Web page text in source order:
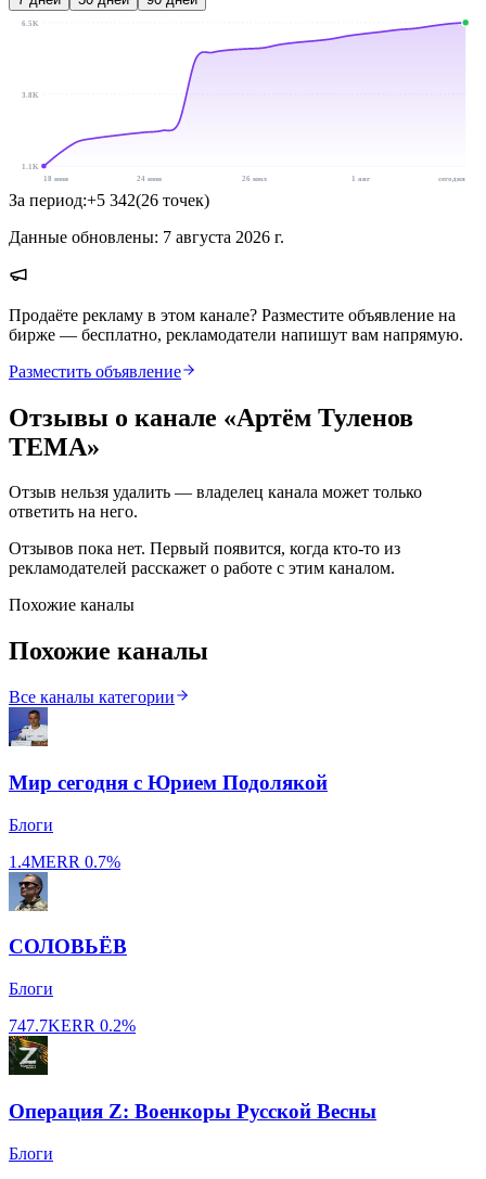
6.5K
3.8K
1.1K
18 июн
24 июн 26 июл 1 авг сегодня
За период:+5 342(26 точек)
Данные обновлены: 7 августа 2026 г.
Продаёте рекламу в этом канале? Разместите объявление на
бирже — бесплатно, рекламодатели напишут вам напрямую.
Разместить объявление
Отзывы о канале «Артём Туленов
ТЕМА»
Отзыв нельзя удалить — владелец канала может только
ответить на него.
Отзывов пока нет. Первый появится, когда кто-то из
рекламодателей расскажет о работе с этим каналом.
Похожие каналы
Похожие каналы
Все каналы категории
Мир сегодня с Юрием Подолякой
Блоги
1.4MERR 0.7%
СОЛОВЬЁВ
Блоги
747.7KERR 0.2%
Операция Z: Военкоры Русской Весны
Блоги